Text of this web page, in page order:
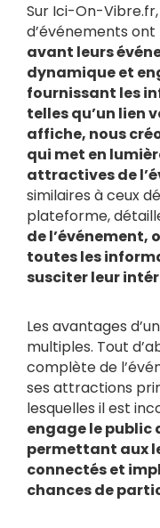
Sur Ici-On-
d’événements
avant leurs
dynamique et
fournissant les
telles qu’un lien
affiche, nous
qui met en
attractives de
similaires à ceux
plateforme,
de
toutes les
susciter leur
Les avantages
multiples. Tout
complète de
ses attractions
lesquelles il est
engage le public
permettant aux
connectés et
chances de